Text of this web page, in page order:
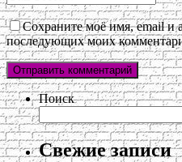
Сохраните моё имя, email и
последующих моих
Поиск
Свежие записи